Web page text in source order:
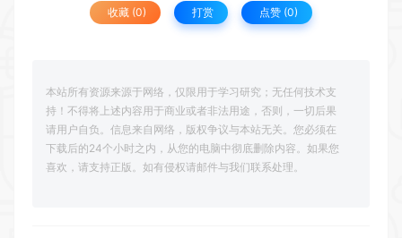
收藏 (0) 打赏 点赞 (0)
本站所有资源来源于网络，仅限用于学习研究；无任何技术支
持！不得将上述内容用于商业或者非法用途，否则，一切后果
请用户自负。信息来自网络，版权争议与本站无关。您必须在
下载后的24个小时之内，从您的电脑中彻底删除内容。如果您
喜欢，请支持正版。如有侵权请邮件与我们联系处理。